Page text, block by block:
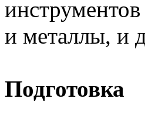
и металлы, и
Подготовка